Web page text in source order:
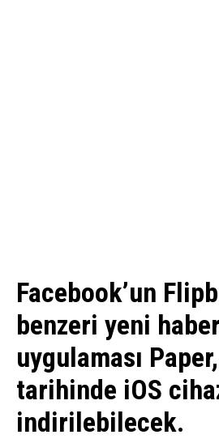
Facebook’un
benzeri yeni haber
uygulaması
tarihinde iOS
indirilebilecek.